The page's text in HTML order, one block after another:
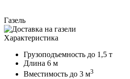
Газель
Характеристика
Грузоподъемность до 1,5 т
Длина 6 м
Вместимость до 3 м3